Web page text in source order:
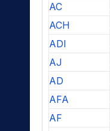
AC
ACH
ADI
AJ
AD
AFA
AF